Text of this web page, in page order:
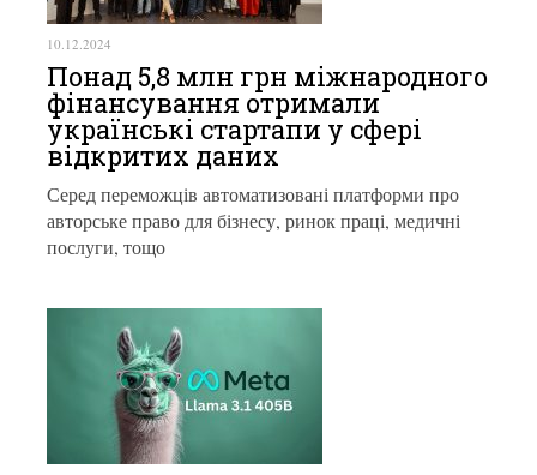
10.12.2024
Понад 5,8 млн грн міжнародного
фінансування отримали
українські стартапи у сфері
відкритих даних
Серед переможців автоматизовані платформи про
авторське право для бізнесу, ринок праці, медичні
послуги, тощо